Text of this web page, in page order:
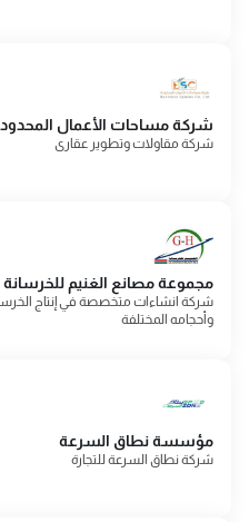
شركة مساحات الأعمال
شركة مقاولات وتطوير عقارى
مجموعة مصانع الغنيم للخرسانة
شركة انشاءات متخصصة في إنتاج
وأحجامه المختلفة
مؤسسة نطاق السرعة
شركة نطاق السرعة للتجارة